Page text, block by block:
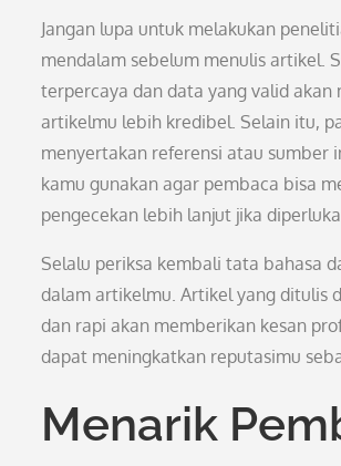
Jangan lupa untuk melakukan
mendalam sebelum menulis artikel.
terpercaya dan data yang valid akan
artikelmu lebih kredibel. Selain itu,
menyertakan referensi atau sumber
kamu gunakan agar pembaca bisa
pengecekan lebih lanjut jika
Selalu periksa kembali tata bahasa
dalam artikelmu. Artikel yang ditulis
dan rapi akan memberikan kesan
dapat meningkatkan reputasimu
Menarik